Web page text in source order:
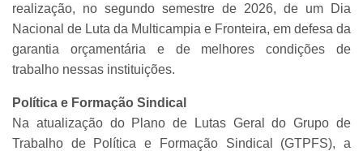
realização, no segundo semestre de 2026, de um Dia
Nacional de Luta da Multicampia e Fronteira, em defesa da
garantia orçamentária e de melhores condições de
trabalho nessas instituições.
Política e Formação Sindical
Na atualização do Plano de Lutas Geral do Grupo de
Trabalho de Política e Formação Sindical (GTPFS), a